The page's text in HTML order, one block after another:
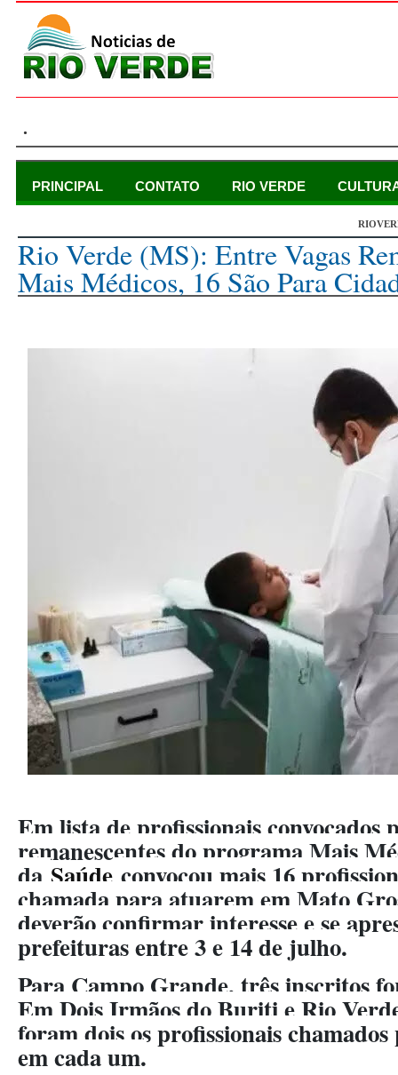
.
PRINCIPAL CONTATO RIO VERDE
Rio Verde (MS): Entre Vagas
Mais Médicos, 16 São Para
Em lista de profissionais convocados
remanescentes do programa Mais
da Saúde convocou mais 16
chamada para atuarem em Mato
deverão confirmar interesse e se
prefeituras entre 3 e 14 de julho.
Para Campo Grande, três inscritos
Em Dois Irmãos do Buriti e Rio
foram dois os profissionais
em cada um.